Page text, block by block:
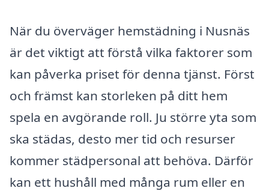
När du överväger hemstädning i Nusnäs
är det viktigt att förstå vilka faktorer som
kan påverka priset för denna tjänst. Först
och främst kan storleken på ditt hem
spela en avgörande roll. Ju större yta som
ska städas, desto mer tid och resurser
kommer städpersonal att behöva. Därför
kan ett hushåll med många rum eller en